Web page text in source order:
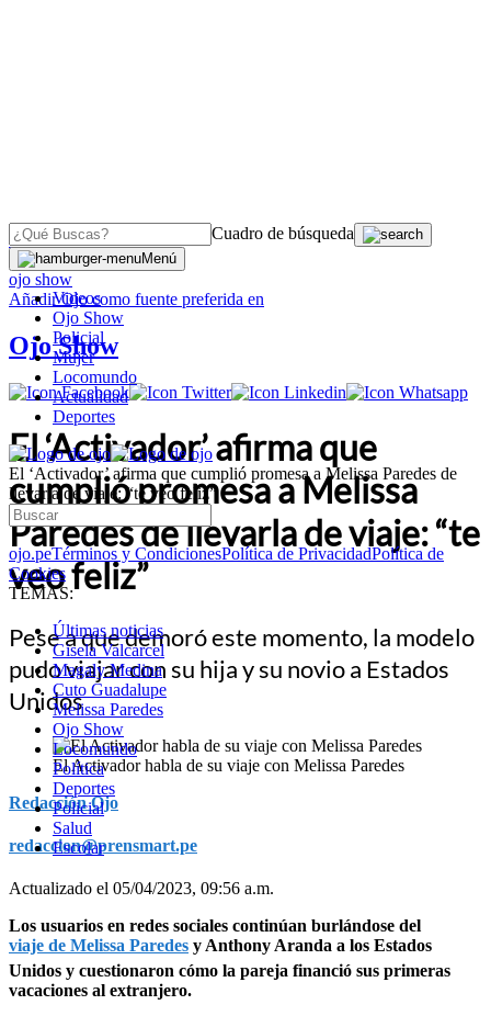
Cuadro de búsqueda
Menú
Videos
Ojo Show
Policial
Mujer
Locomundo
Actualidad
Deportes
El ‘Activador’ afirma que cumplió promesa a Melissa Paredes de
llevarla de viaje: “te veo feliz”
ojo.peTérminos y CondicionesPolítica de PrivacidadPolítica de
Cookies
TEMAS:
Últimas noticias
Gisela Valcarcel
Magaly Medina
Cuto Guadalupe
Melissa Paredes
Ojo Show
Locomundo
Política
Deportes
Policial
Salud
Escolar
OJO
ojo show
AñadirOjocomo fuente preferida en
Ojo Show
El ‘Activador’ afirma que
cumplió promesa a Melissa
Paredes de llevarla de viaje: “te
veo feliz”
Pese a que demoró este momento, la modelo
pudo viajar con su hija y su novio a Estados
Unidos
El Activador habla de su viaje con Melissa Paredes
Redacción Ojo
redaccion@prensmart.pe
Actualizado el 05/04/2023, 09:56 a.m.
Los usuarios en redes sociales continúan burlándose del
viaje de Melissa Paredes y Anthony Aranda a los Estados
Unidos y cuestionaron cómo la pareja financió sus primeras
vacaciones al extranjero.